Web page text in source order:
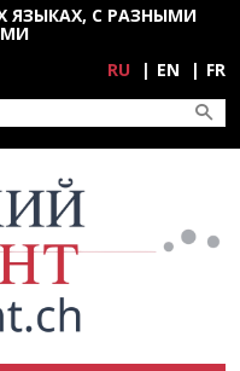
ЯЗЫКАХ, С РАЗНЫМИ
RU EN FR